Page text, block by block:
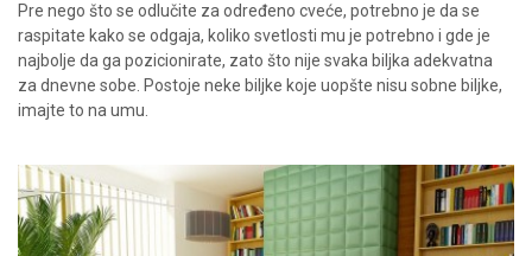
Pre nego što se odlučite za određeno cveće, potrebno je da se
raspitate kako se odgaja, koliko svetlosti mu je potrebno i gde je
najbolje da ga pozicionirate, zato što nije svaka biljka adekvatna
za dnevne sobe. Postoje neke biljke koje uopšte nisu sobne biljke,
imajte to na umu.